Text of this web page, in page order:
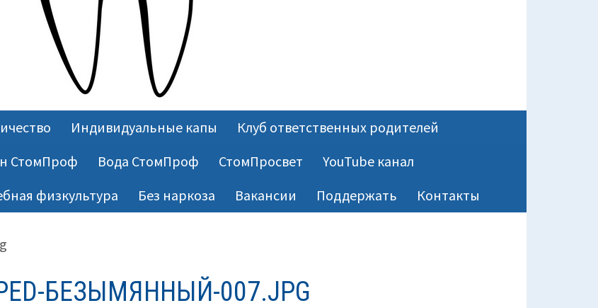
Индивидуальные капы
Клуб ответственных родителей
СтомПроф Вода СтомПроф СтомПросвет
YouTube канал
физкультура Без наркоза Вакансии Поддержать Контакты
БЕЗЫМЯННЫЙ-007.JPG